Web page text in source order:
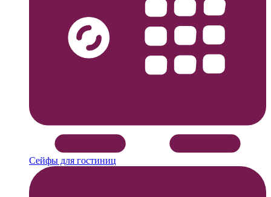
Сейфы для гостиниц